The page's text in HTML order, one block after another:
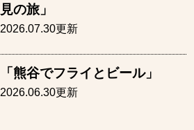
見の旅」
2026.07.30更新
「熊谷でフライとビール」
2026.06.30更新